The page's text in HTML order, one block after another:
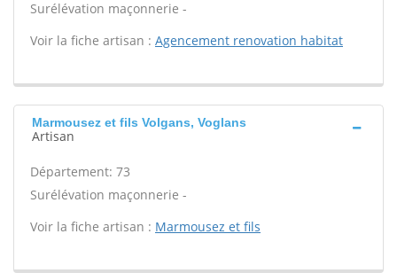
Surélévation maçonnerie -
Voir la fiche artisan : Agencement renovation habitat
Marmousez et fils Volgans, Voglans
Artisan
Département: 73
Surélévation maçonnerie -
Voir la fiche artisan : Marmousez et fils